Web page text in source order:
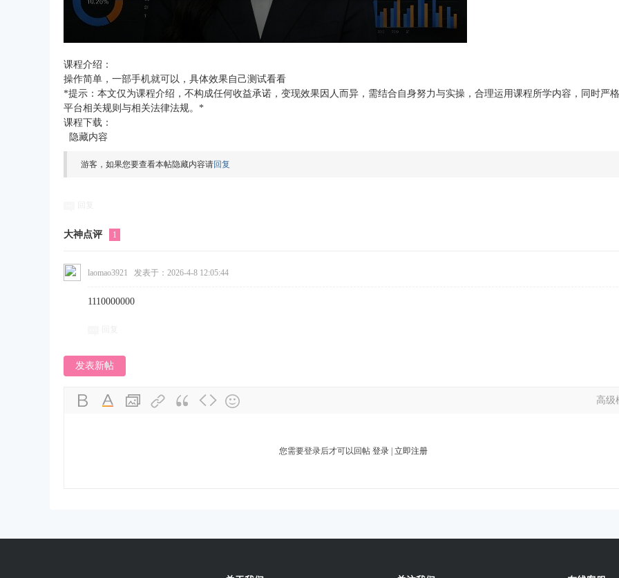
课程介绍：
操作简单，一部手机就可以，具体效果自己测试看看
*提示：本文仅为课程介绍，不构成任何收益承诺，变现效果因人而异，需结合自身努力与实操，合理运用课程所学内容，同时严
平台相关规则与相关法律法规。*
课程下载：
隐藏内容
游客，如果您要查看本帖隐藏内容请回复
大神点评 1
laomao3921 发表于：2026-4-8 12:05:44
1110000000
发表新帖
高级
您需要登录后才可以回帖 登录| 立即注册